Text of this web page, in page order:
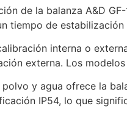
de la balanza A&D GF-
tiempo de
interna o
externa. Los
y agua ofrece la
IP54, lo que